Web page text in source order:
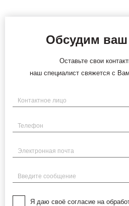
Обсудим ваш
Оставьте свои
наш специалист свяжется с
Имя
Телефон
Электронная почта
Введите сообщение
Я даю своё согласие на